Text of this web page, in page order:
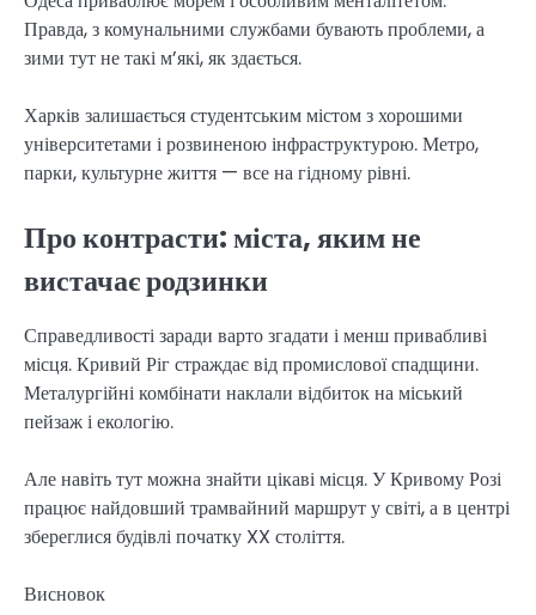
Правда, з комунальними службами бувають проблеми, а
зими тут не такі м’які, як здається.
Харків залишається студентським містом з хорошими
університетами і розвиненою інфраструктурою. Метро,
парки, культурне життя — все на гідному рівні.
Про контрасти: міста, яким не
вистачає родзинки
Справедливості заради варто згадати і менш привабливі
місця. Кривий Ріг страждає від промислової спадщини.
Металургійні комбінати наклали відбиток на міський
пейзаж і екологію.
Але навіть тут можна знайти цікаві місця. У Кривому Розі
працює найдовший трамвайний маршрут у світі, а в центрі
збереглися будівлі початку XX століття.
Висновок